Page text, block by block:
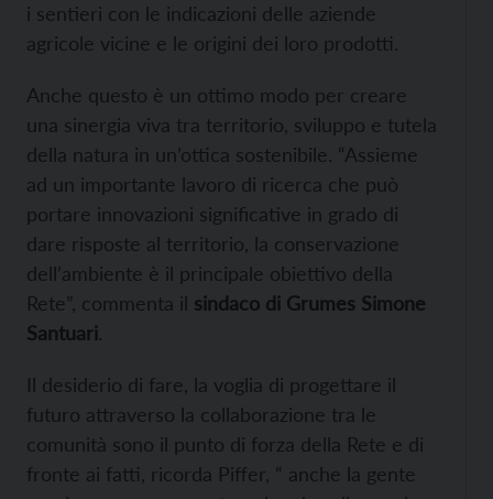
i sentieri con le indicazioni delle aziende
agricole vicine e le origini dei loro prodotti.
Anche questo è un ottimo modo per creare
una sinergia viva tra territorio, sviluppo e tutela
della natura in un’ottica sostenibile. “Assieme
ad un importante lavoro di ricerca che può
portare innovazioni significative in grado di
dare risposte al territorio, la conservazione
dell’ambiente è il principale obiettivo della
Rete”, commenta il sindaco di Grumes Simone
Santuari.
Il desiderio di fare, la voglia di progettare il
futuro attraverso la collaborazione tra le
comunità sono il punto di forza della Rete e di
fronte ai fatti, ricorda Piffer, “ anche la gente